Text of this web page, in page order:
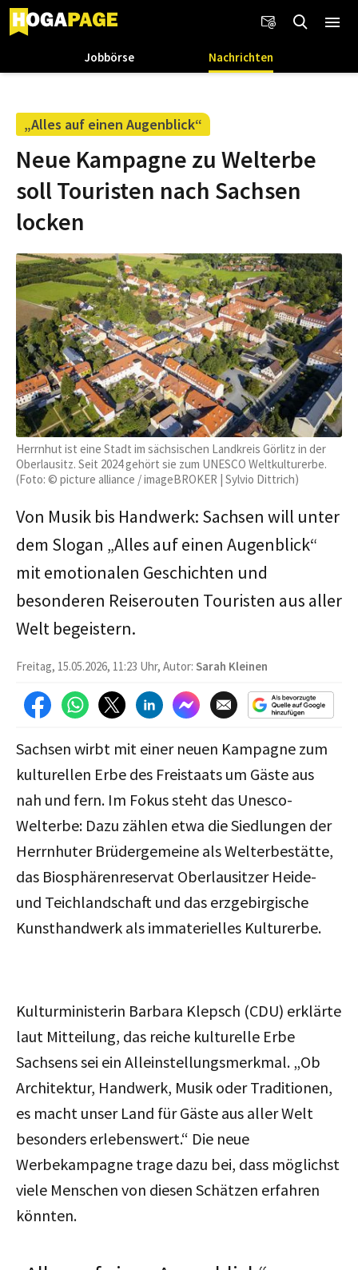
Jobbörse Nachrichten
„Alles auf einen Augenblick“
Neue Kampagne zu Welterbe
soll Touristen nach Sachsen
locken
Herrnhut ist eine Stadt im sächsischen Landkreis Görlitz in der
Oberlausitz. Seit 2024 gehört sie zum UNESCO Weltkulturerbe.
(Foto: © picture alliance / imageBROKER | Sylvio Dittrich)
Von Musik bis Handwerk: Sachsen will unter
dem Slogan „Alles auf einen Augenblick“
mit emotionalen Geschichten und
besonderen Reiserouten Touristen aus aller
Welt begeistern.
Freitag, 15.05.2026, 11:23 Uhr, Autor: Sarah Kleinen
Sachsen wirbt mit einer neuen Kampagne zum
kulturellen Erbe des Freistaats um Gäste aus
nah und fern. Im Fokus steht das Unesco-
Welterbe: Dazu zählen etwa die Siedlungen der
Herrnhuter Brüdergemeine als Welterbestätte,
das Biosphärenreservat Oberlausitzer Heide-
und Teichlandschaft und das erzgebirgische
Kunsthandwerk als immaterielles Kulturerbe.
Kulturministerin Barbara Klepsch (CDU) erklärte
laut Mitteilung, das reiche kulturelle Erbe
Sachsens sei ein Alleinstellungsmerkmal. „Ob
Architektur, Handwerk, Musik oder Traditionen,
es macht unser Land für Gäste aus aller Welt
besonders erlebenswert.“ Die neue
Werbekampagne trage dazu bei, dass möglichst
viele Menschen von diesen Schätzen erfahren
könnten.